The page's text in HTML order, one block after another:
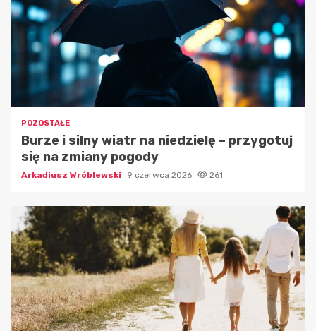
POZOSTAŁE
Burze i silny wiatr na niedzielę – przygotuj
się na zmiany pogody
Arkadiusz Wróblewski 9 czerwca 2026 261